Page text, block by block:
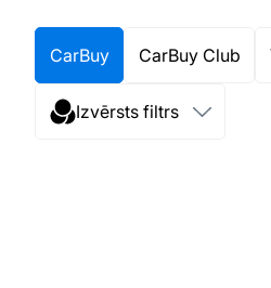
CarBuy CarBuy Club
Izvērsts filtrs